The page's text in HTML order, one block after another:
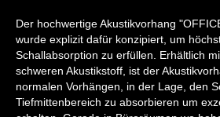
Der hochwertige Akustikvorhang
wurde explizit dafür konzipiert, um
Schallabsorption zu erfüllen. Erhältlich
schweren Akustikstoff, ist der
normalen Vorhängen, in der Lage, den
Tiefmittenbereich zu absorbieren um